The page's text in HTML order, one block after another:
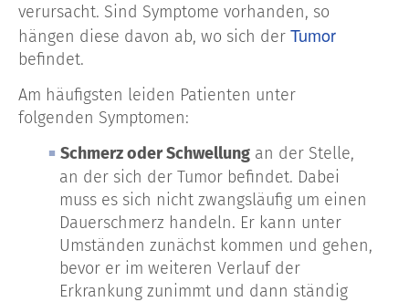
verursacht. Sind Symptome vorhanden, so
hängen diese davon ab, wo sich der Tumor
befindet.
Am häufigsten leiden Patienten unter
folgenden Symptomen:
Schmerz oder Schwellung an der Stelle,
an der sich der Tumor befindet. Dabei
muss es sich nicht zwangsläufig um einen
Dauerschmerz handeln. Er kann unter
Umständen zunächst kommen und gehen,
bevor er im weiteren Verlauf der
Erkrankung zunimmt und dann ständig